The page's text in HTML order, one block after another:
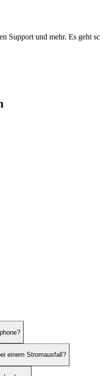
Support und mehr. Es geht
einem Stromausfall?